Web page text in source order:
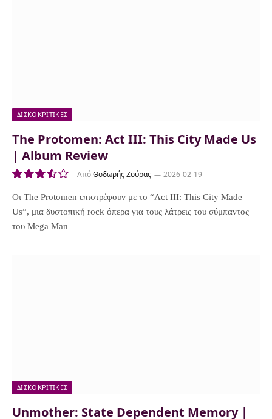
ΔΙΣΚΟΚΡΙΤΙΚΈΣ
The Protomen: Act III: This City Made Us
| Album Review
7.0
ΑπόΘοδωρής Ζούρας 2026-02-19
Οι The Protomen επιστρέφουν με το “Act III: This City Made
Us”, μια δυστοπική rock όπερα για τους λάτρεις του σύμπαντος
του Mega Man
ΔΙΣΚΟΚΡΙΤΙΚΈΣ
Unmother: State Dependent Memory |